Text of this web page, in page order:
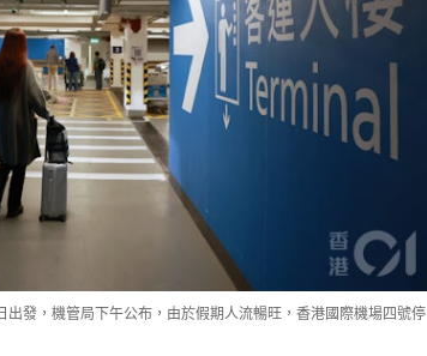
發，機管局下午公布，由於假期人流暢旺，香港國際機場四號停